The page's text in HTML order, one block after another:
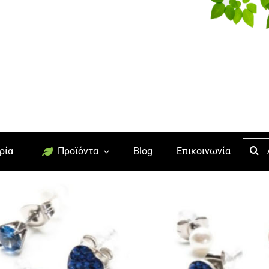
Προϊόντα Blog Επικοινωνία
for: